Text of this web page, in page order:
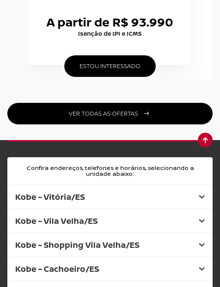
A partir de R$ 93.990
Isenção de IPI e ICMS
ESTOU INTERESSADO
VER TODAS AS OFERTAS
Confira endereços, telefones e horários, selecionando a
unidade abaixo:
Kobe - Vitória/ES
Kobe - Vila Velha/ES
Kobe - Shopping Vila Velha/ES
Kobe - Cachoeiro/ES